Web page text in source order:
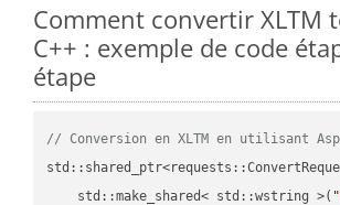
Comment convertir XLTM
C++ : exemple de code
étape
// Conversion en XLTM en utilisant
    std::make_shared< std::wstring >(